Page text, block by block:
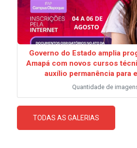
Governo do Estado amplia
Amapá com novos cursos
auxílio permanência para
Quantidade de
TODAS AS GALERIAS